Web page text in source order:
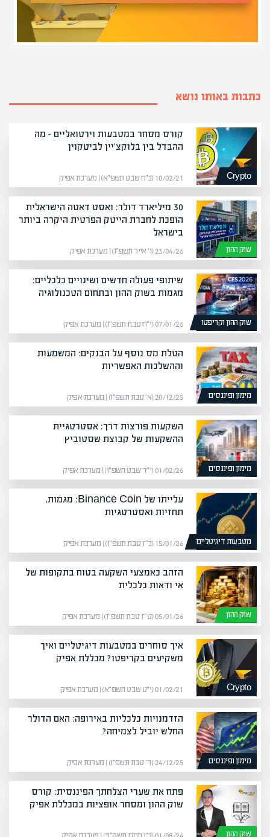
כתבות באותו נושא
Crypto
קורס מסחר במטבעות וירטואליים – מה
ההבדל בין בלוקצ'יין לביטקוין
10/02/21 (כ״ח שבט תשפ״א) | מערכת אפיק
שוק ההון
30 מיליארד דולר: ואסט דאטה הישראלית
הופכת לחברת הייטק הפרטית היקרה ביותר
בישראל
23/04/26 (ו׳ אייר תשפ״ו) | מערכת אפיק
שוק ההון וקריפטו
שיתופי פעולה חדשים ושינויים כלכליים:
מגמות בשוק ההון ובתחום הטכנולוגיה
07/01/26 (י״ח טבת תשפ״ו) | מערכת אפיק
מימון ופיננסים
הטלת מס נוסף על הבנקים: המשמעות
וההשלכות האפשריות
20/12/25 (א׳ טבת תשפ״ו) | מערכת אפיק
מימון ופיננסים
השקעות פורצות דרך: אסטרטגיית
ההשקעות של קבוצת שסטוביץ
01/02/26 (י״ד שבט תשפ״ו) | מערכת אפיק
מטבעות דיגיטליים
עלייתו של Binance Coin: מגמות,
תחזיות ואסטרטגיות
15/01/26 (כ״ז טבת תשפ״ו) | מערכת אפיק
שוק ההון
הזהב כאמצעי השקעה בטוח בתקופות של
אי ודאות כלכלית
05/01/26 (ט״ז טבת תשפ״ו) | מערכת אפיק
Crypto
איך סוחרים במטבעות דיגיטליים ואיך
משקיעים בקריפטו? מכללת אפיק
01/02/21 (י״ט שבט תשפ״א) | מערכת אפיק
מימון ופיננסים
הזדמנויות כלכליות באירופה: האם הדולר
החלש יוביל לצמיחה?
24/12/25 (ד׳ טבת תשפ״ו) | מערכת אפיק
שוק ההון
פתח את שערי הצלחתך הפיננסית: קורס
שוק ההון ומסחר אופציות במכללת אפיק